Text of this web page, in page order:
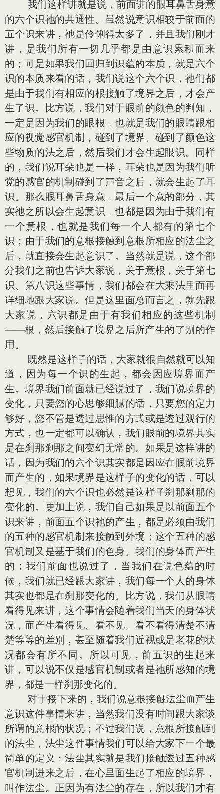
我们这样讲就是说，前面讲的眼耳鼻舌身意
的六个识祂的共通性。虽然说意识相较于前面的
五个识来讲，祂是伶俐得太多了，并且我们刚才
讲，是我们所有一切几乎都是由意识累积而来
的；可是如果我们回归到识蕴的本质，就是六个
识的本质来看的话，我们说这个六个识，祂们都
是由于我们有相应的根接触了境界之后，才会产
生了识。比方说，我们对于眼前的颜色的判知，
一定是因为我们的眼根，也就是我们的眼睛跟相
应的视觉感官机制，碰到了境界、碰到了颜色这
些物质的法之后，然后我们才会生起眼识。同样
的，我们说耳朵也是一样，耳朵也是因为我们听
觉的感官的机制碰到了声音之后，就会生起了耳
识。那么眼耳鼻舌身意，最后一个意的部分，其
实祂之所以会生起意识，也都是因为由于我们有
一个意根，也就是我们每一个人都有的第七个
识；由于我们的意根接触到意根所相应的法尘之
后，就直接会生起意识了。当然就是说，这个部
分我们之前也告诉大家说，关于意根，关于第七
识、第八识这些事情，我们都会在大乘法里面再
详细地跟大家说。但是这里面总而言之，就先跟
大家说，六识都是由于有我们相应的这些机制
——根，然后接触了境界之后所产生的了别的作
用。
既然是这样子的话，大家就很自然就可以知
道，因为每一个识的生起，都会因应境界而产
生。境界我们前面就已经说过了，我们说境界的
变化，只要您的心思够细腻的话，只要您的定力
够好，您不管是透过思惟的方式或是透过观行的
方式，也一定都可以确认，我们眼前的境界其实
是在刹那刹那之间变幻无常的。如果是这样讲的
话，因为我们的六个识其实都是因应在眼前境界
而产生的，如果境界是这样子的变化的话，可以
想见，我们的六个识也必然是这样子刹那刹那的
变化的。更加上说，我们自己如果是以前面五个
识来讲，前面五个识祂的产生，都是必须由我们
的五种的感官机制来接触到外境；这个五种的感
官机制又是基于我们的色身、我们的身体而产生
的；我们前面也说过了，当我们在说色蕴的时
候，我们就已经跟大家讲，我们每一个人的身体
其实也都是在刹那变化的。比方说，我们从眼睛
看得见来讲，这个事情会随着我们当天的身体状
况，而产生看得见、看不见、看不看得清楚不清
楚等等的差别，甚至随着我们近视或是老花的状
况都会有所不同。所以可见，前五识的生起来
讲，可以说不仅是感官机制或者是祂所感知的境
界，都是一样刹那变化的。
对于接下来的，我们说意根接触法尘而产生
意识这件事情来讲，当然我们没有时间跟大家谈
所谓的意根的状况；不过我们说，意根所接触到
的法尘，法尘这件事情我们可以给大家下一个最
简单的定义：法尘其实就是我们接触透过五种感
官机制进来之后，在心里面生起了相应的境界，
叫作法尘。正因为有法尘的存在，所以我们才有